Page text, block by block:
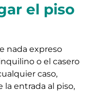
el piso
nada expreso
o el casero
caso,
la entrada al piso,